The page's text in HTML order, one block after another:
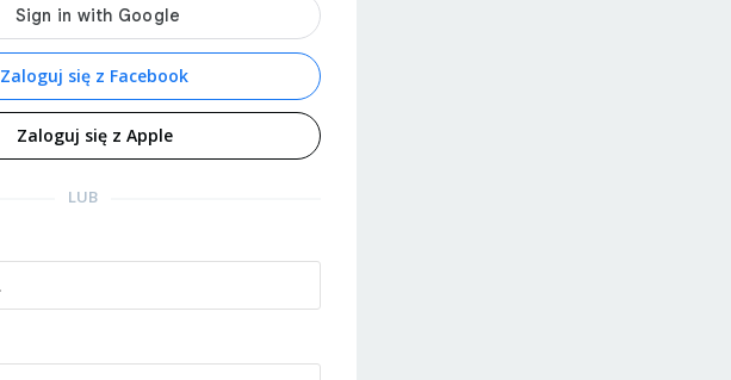
Zaloguj się z Facebook
Zaloguj się z Apple
LUB